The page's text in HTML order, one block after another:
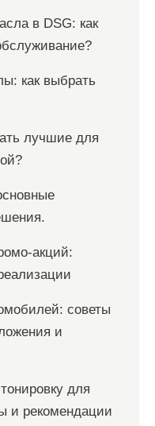
в DSG: как
как выбрать
лучшие для
акций:
советы
и
для
и рекомендации